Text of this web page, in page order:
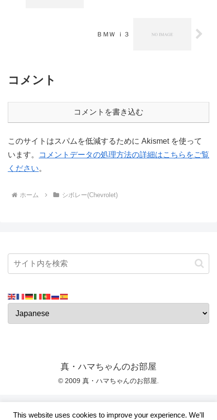
ＢＭＷ ｉ３
コメント
コメントを書き込む
このサイトはスパムを低減するために Akismet を使って
います。
コメントデータの処理方法の詳細はこちらをご覧
ください。
ホーム シボレー(Chevrolet)
真・ハマちゃんのお部屋
© 2009 真・ハマちゃんのお部屋.
This website uses cookies to improve your experience. We'll